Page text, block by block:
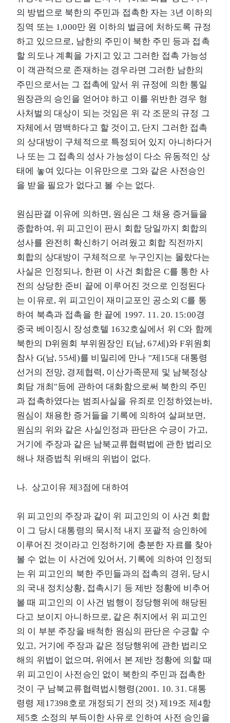
의 방법으로 북한의 주민과 접촉한 자는 3년 이하의
징역 또는 1,000만 원 이하의 벌금에 처하도록 규정
하고 있으므로, 남한의 주민이 북한 주민 등과 접촉
할 의도나 계획을 가지고 있고 그러한 접촉 가능성
이 객관적으로 존재하는 경우라면 그러한 남한의
주민으로서는 그 접촉에 앞서 위 규정에 의한 통일
원장관의 승인을 얻어야 하고 이를 위반한 경우 형
사처벌의 대상이 되는 것임은 위 각 조문의 규정 그
자체에서 명백하다고 할 것이고, 단지 그러한 접촉
의 상대방이 구체적으로 특정되어 있지 아니하다거
나 또는 그 접촉의 성사 가능성이 다소 유동적인 상
태에 놓여 있다는 이유만으로 그와 같은 사전승인
을 받을 필요가 없다고 볼 수는 없다.
원심판결 이유에 의하면, 원심은 그 채용 증거들을
종합하여, 위 피고인이 판시 회합 당일까지 회합의
성사를 완전히 확신하기 어려웠고 회합 직전까지
회합의 상대방이 구체적으로 누구인지는 몰랐다는
사실은 인정되나, 한편 이 사건 회합은 C를 통한 사
전의 상당한 준비 끝에 이루어진 것으로 인정된다
는 이유로, 위 피고인이 재미교포인 공소외 C를 통
하여 북측과 접촉을 한 끝에 1997. 11. 20. 15:00경
중국 베이징시 장성호텔 1632호실에서 위 C와 함께
북한의 D위원회 부위원장인 E(남, 67세)와 F위원회
참사 G(남, 55세)를 비밀리에 만나 "제15대 대통령
선거의 전망, 경제협력, 이산가족문제 및 남북정상
회담 개최"등에 관하여 대화함으로써 북한의 주민
과 접촉하였다는 범죄사실을 유죄로 인정하였는바,
원심이 채용한 증거들을 기록에 의하여 살펴보면,
원심의 위와 같은 사실인정과 판단은 수긍이 가고,
거기에 주장과 같은 남북교류협력법에 관한 법리오
해나 채증법칙 위배의 위법이 없다.
나. 상고이유 제3점에 대하여
위 피고인의 주장과 같이 위 피고인의 이 사건 회합
이 그 당시 대통령의 묵시적 내지 포괄적 승인하에
이루어진 것이라고 인정하기에 충분한 자료를 찾아
볼 수 없는 이 사건에 있어서, 기록에 의하여 인정되
는 위 피고인의 북한 주민들과의 접촉의 경위, 당시
의 국내 정치상황, 접촉시기 등 제반 정황에 비추어
볼 때 피고인의 이 사건 범행이 정당행위에 해당된
다고 보이지 아니하므로, 같은 취지에서 위 피고인
의 이 부분 주장을 배척한 원심의 판단은 수긍할 수
있고, 거기에 주장과 같은 정당행위에 관한 법리오
해의 위법이 없으며, 위에서 본 제반 정황에 의할 때
위 피고인이 사전승인 없이 북한의 주민과 접촉한
것이 구 남북교류협력법시행령(2001. 10. 31. 대통
령령 제17398호로 개정되기 전의 것) 제19조 제4항
제5호 소정의 부득이한 사유로 인하여 사전 승인을